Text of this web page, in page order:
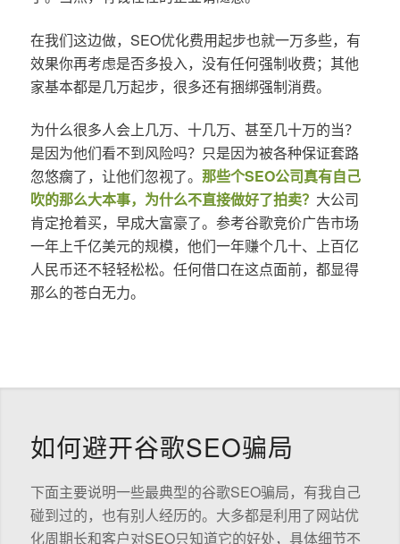
在我们这边做，SEO优化费用起步也就一万多些，有
效果你再考虑是否多投入，没有任何强制收费；其他
家基本都是几万起步，很多还有捆绑强制消费。
为什么很多人会上几万、十几万、甚至几十万的当？
是因为他们看不到风险吗？只是因为被各种保证套路
忽悠瘸了，让他们忽视了。 那些个SEO公司真有自己
吹的那么大本事，为什么不直接做好了拍卖？ 大公司
肯定抢着买，早成大富豪了。参考谷歌竞价广告市场
一年上千亿美元的规模，他们一年赚个几十、上百亿
人民币还不轻轻松松。任何借口在这点面前，都显得
那么的苍白无力。
如何避开谷歌SEO骗局
下面主要说明一些最典型的谷歌SEO骗局，有我自己
碰到过的，也有别人经历的。大多都是利用了网站优
化周期长和客户对SEO只知道它的好处，具体细节不